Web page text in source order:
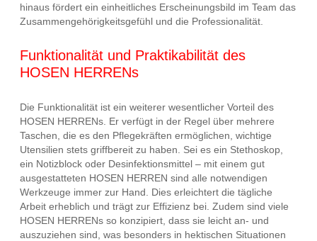
hinaus fördert ein einheitliches Erscheinungsbild im Team das
Zusammengehörigkeitsgefühl und die Professionalität.
Funktionalität und Praktikabilität des
HOSEN HERRENs
Die Funktionalität ist ein weiterer wesentlicher Vorteil des
HOSEN HERRENs. Er verfügt in der Regel über mehrere
Taschen, die es den Pflegekräften ermöglichen, wichtige
Utensilien stets griffbereit zu haben. Sei es ein Stethoskop,
ein Notizblock oder Desinfektionsmittel – mit einem gut
ausgestatteten HOSEN HERREN sind alle notwendigen
Werkzeuge immer zur Hand. Dies erleichtert die tägliche
Arbeit erheblich und trägt zur Effizienz bei. Zudem sind viele
HOSEN HERRENs so konzipiert, dass sie leicht an- und
auszuziehen sind, was besonders in hektischen Situationen